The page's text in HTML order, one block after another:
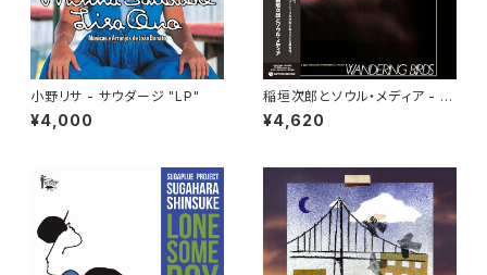
小野リサ - サウダージ "LP"
¥4,000
稲垣次郎とソウル・メディア - W
andering Birds 女友達 "LP"
¥4,620